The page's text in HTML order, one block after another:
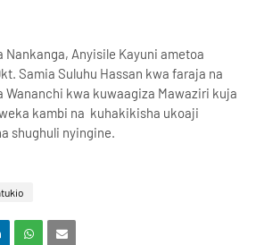
Nankanga, Anyisile Kayuni ametoa
Samia Suluhu Hassan kwa faraja na
Wananchi kwa kuwaagiza Mawaziri kuja
kambi na kuhakikisha ukoaji
shughuli nyingine.